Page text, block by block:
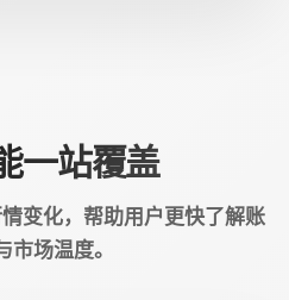
一站覆盖
变化，帮助用户更快了解账
市场温度。